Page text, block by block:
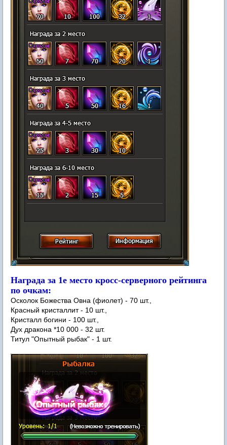
Награда за 1е место кросс-серверного рейтинга
по очкам:
Осколок Божества Овна (фиолет) - 70 шт.,
Красный кристаллит - 10 шт.,
Кристалл богини - 100 шт.,
Дух дракона *10 000 - 32 шт.
Титул "Опытный рыбак" - 1 шт.